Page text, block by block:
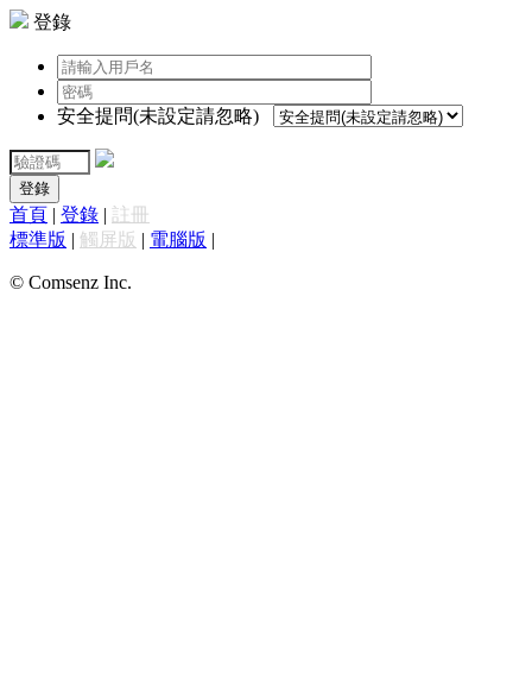
登錄
安全提問(未設定請忽略)
登錄
首頁 | 登錄 | 註冊
標準版 | 觸屏版 | 電腦版 |
© Comsenz Inc.